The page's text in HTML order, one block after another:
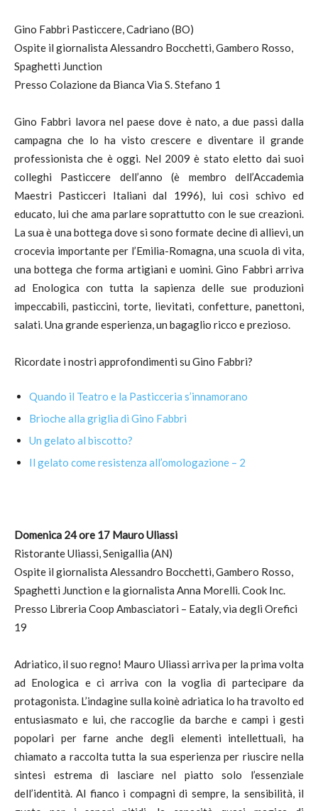
Gino Fabbri Pasticcere, Cadriano (BO)
Ospite il giornalista Alessandro Bocchetti, Gambero Rosso,
Spaghetti Junction
Presso Colazione da Bianca Via S. Stefano 1
Gino Fabbri lavora nel paese dove è nato, a due passi dalla
campagna che lo ha visto crescere e diventare il grande
professionista che è oggi. Nel 2009 è stato eletto dai suoi
colleghi Pasticcere dell’anno (è membro dell’Accademia
Maestri Pasticceri Italiani dal 1996), lui così schivo ed
educato, lui che ama parlare soprattutto con le sue creazioni.
La sua è una bottega dove si sono formate decine di allievi, un
crocevia importante per l’Emilia-Romagna, una scuola di vita,
una bottega che forma artigiani e uomini. Gino Fabbri arriva
ad Enologica con tutta la sapienza delle sue produzioni
impeccabili, pasticcini, torte, lievitati, confetture, panettoni,
salati. Una grande esperienza, un bagaglio ricco e prezioso.
Ricordate i nostri approfondimenti su Gino Fabbri?
Quando il Teatro e la Pasticceria s’innamorano
Brioche alla griglia di Gino Fabbri
Un gelato al biscotto?
Il gelato come resistenza all’omologazione – 2
Domenica 24 ore 17 Mauro Uliassi
Ristorante Uliassi, Senigallia (AN)
Ospite il giornalista Alessandro Bocchetti, Gambero Rosso,
Spaghetti Junction e la giornalista Anna Morelli. Cook Inc.
Presso Libreria Coop Ambasciatori – Eataly, via degli Orefici
19
Adriatico, il suo regno! Mauro Uliassi arriva per la prima volta
ad Enologica e ci arriva con la voglia di partecipare da
protagonista. L’indagine sulla koinè adriatica lo ha travolto ed
entusiasmato e lui, che raccoglie da barche e campi i gesti
popolari per farne anche degli elementi intellettuali, ha
chiamato a raccolta tutta la sua esperienza per riuscire nella
sintesi estrema di lasciare nel piatto solo l’essenziale
dell’identità. Al fianco i compagni di sempre, la sensibilità, il